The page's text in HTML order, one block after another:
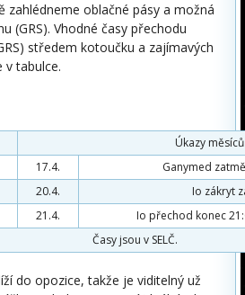
zahlédneme oblačné pásy a možná
(GRS). Vhodné časy přechodu
středem kotoučku a zajímavých
v tabulce.
Úkazy měsíců
17.4.
Ganymed
20.4.
Io zákryt
21.4.
Io přechod konec
Časy jsou v SELČ.
do opozice, takže je viditelný už